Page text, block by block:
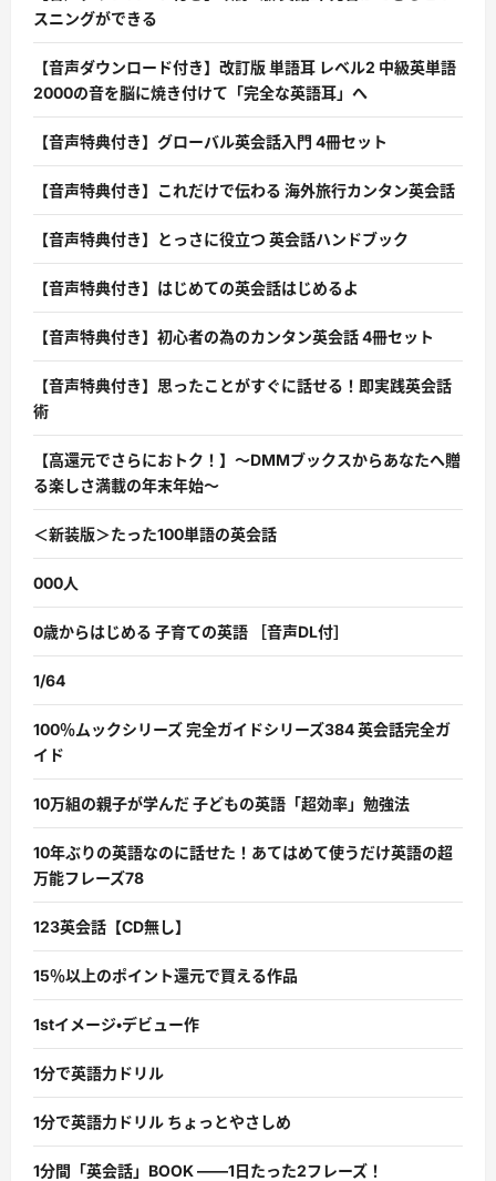
スニングができる
【音声ダウンロード付き】改訂版 単語耳 レベル2 中級英単語
2000の音を脳に焼き付けて「完全な英語耳」へ
【音声特典付き】グローバル英会話入門 4冊セット
【音声特典付き】これだけで伝わる 海外旅行カンタン英会話
【音声特典付き】とっさに役立つ 英会話ハンドブック
【音声特典付き】はじめての英会話はじめるよ
【音声特典付き】初心者の為のカンタン英会話 4冊セット
【音声特典付き】思ったことがすぐに話せる！即実践英会話
術
【高還元でさらにおトク！】〜DMMブックスからあなたへ贈
る楽しさ満載の年末年始〜
＜新装版＞たった100単語の英会話
000人
0歳からはじめる 子育ての英語 ［音声DL付］
1/64
100％ムックシリーズ 完全ガイドシリーズ384 英会話完全ガ
イド
10万組の親子が学んだ 子どもの英語「超効率」勉強法
10年ぶりの英語なのに話せた！あてはめて使うだけ英語の超
万能フレーズ78
123英会話【CD無し】
15％以上のポイント還元で買える作品
1stイメージ・デビュー作
1分で英語力ドリル
1分で英語力ドリル ちょっとやさしめ
1分間「英会話」BOOK ――1日たった2フレーズ！